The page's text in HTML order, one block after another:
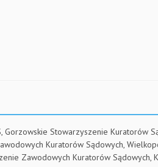
Gorzowskie Stowarzyszenie Kuratorów
Kuratorów Sądowych,
Zawodowych Kuratorów Sądowych,